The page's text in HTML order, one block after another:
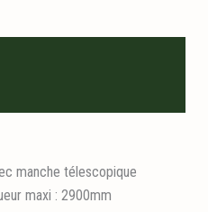
manche télescopique
maxi : 2900mm